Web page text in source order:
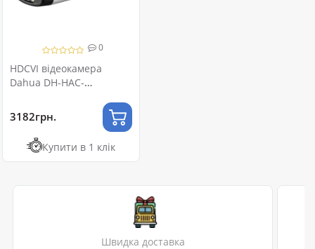
0
HDCVI відеокамера
Dahua DH-HAC-
(2.8мм)
3182грн.
Купити в 1 клік
Швидка доставка